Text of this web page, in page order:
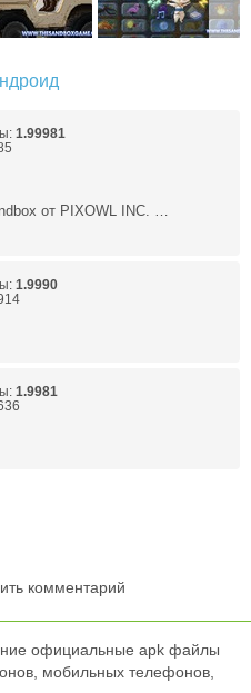
1.99981
от PIXOWL INC. …
1.9990
1.9981
комментарий
официальные apk файлы
мобильных телефонов,